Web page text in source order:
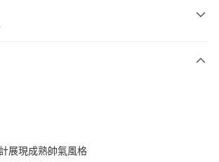
展現成熟帥氣風格